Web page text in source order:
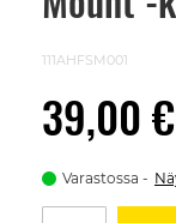
111AHFSM001
39,00 €
Varastossa
images